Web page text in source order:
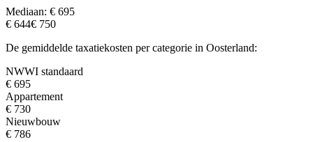
Mediaan: € 695
€ 644€ 750
De gemiddelde taxatiekosten per categorie in Oosterland:
NWWI standaard
€ 695
Appartement
€ 730
Nieuwbouw
€ 786